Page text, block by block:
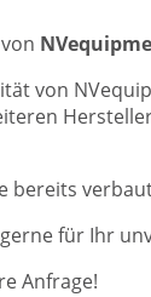
von
bereits
für Ihr
Anfrage!